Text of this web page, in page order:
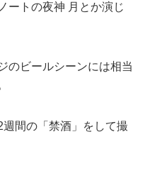
ートの夜神 月とか演じ
のビールシーンには相当
間の「禁酒」をして撮